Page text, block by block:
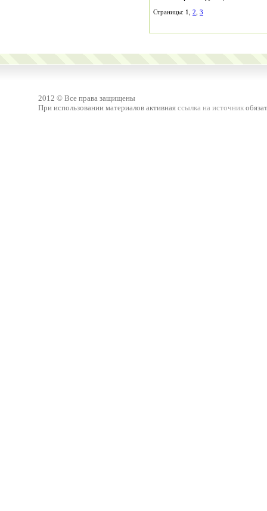
Страницы: 1, 2 3
2012 © Все права защищены
При использовании материалов активная ссылка на источник